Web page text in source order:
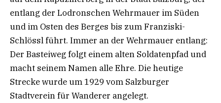
entlang der Lodronschen Wehrmauer im Süden
und im Osten des Berges bis zum Franziski-
Schlössl führt. Immer an der Wehrmauer entlang:
Der Basteiweg folgt einem alten Soldatenpfad und
macht seinem Namen alle Ehre. Die heutige
Strecke wurde um 1929 vom Salzburger
Stadtverein für Wanderer angelegt.